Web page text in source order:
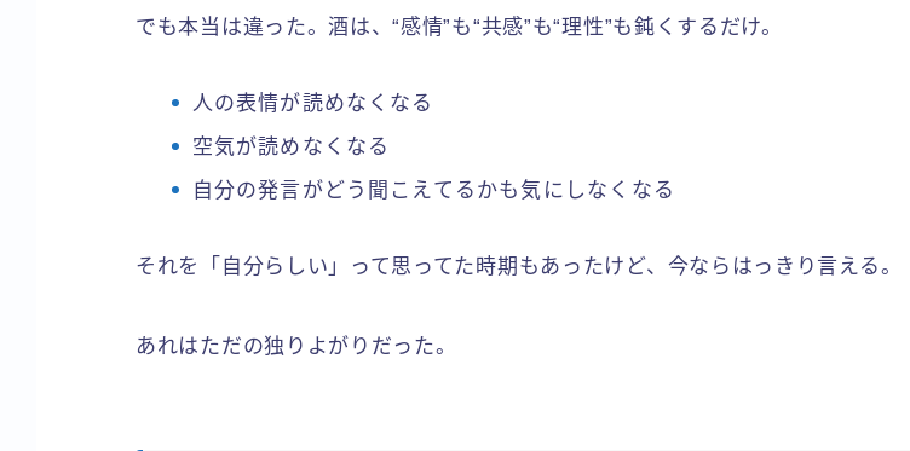
でも本当は違った。酒は、“感情”も“共感”も“理性”も鈍くするだけ。
人の表情が読めなくなる
空気が読めなくなる
自分の発言がどう聞こえてるかも気にしなくなる
それを「自分らしい」って思ってた時期もあったけど、今ならはっきり言える。
あれはただの独りよがりだった。